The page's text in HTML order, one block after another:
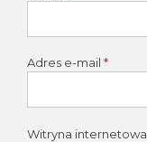
Adres e-mail *
Witryna internetowa